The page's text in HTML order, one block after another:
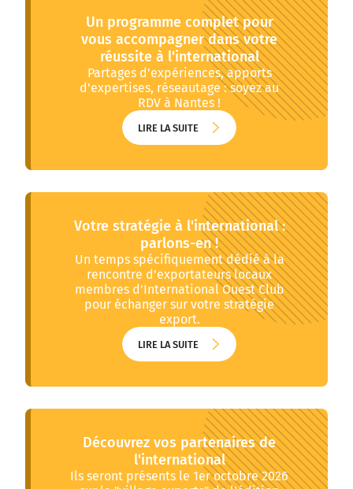
Un programme complet pour
vous accompagner dans votre
réussite à l'international
Partages d'expériences, apports
d'expertises, réseautage : soyez au
RDV à Nantes !
LIRE LA SUITE
Votre stratégie à l'international :
parlons-en !
Un temps spécifiquement dédié à la
rencontre d'exportateurs locaux
membres d'International Ouest Club
pour échanger sur votre stratégie
export.
LIRE LA SUITE
Découvrez vos partenaires de
l'international
Ils seront présents le 1er octobre 2026